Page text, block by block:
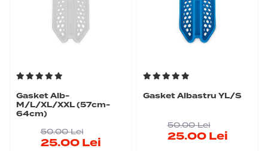
Gasket Alb-
M/L/XL/XXL (57cm-
64cm)
50.00 Lei
25.00 Lei
Gasket Albastru YL/S
50.00 Lei
25.00 Lei